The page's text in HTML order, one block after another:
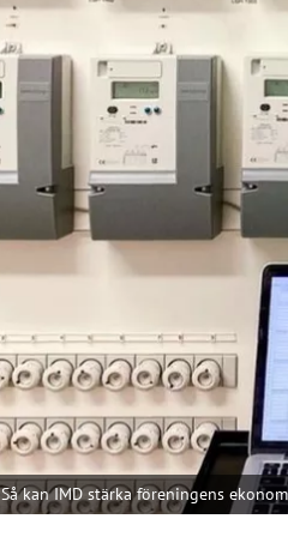
Så kan IMD stärka föreningens